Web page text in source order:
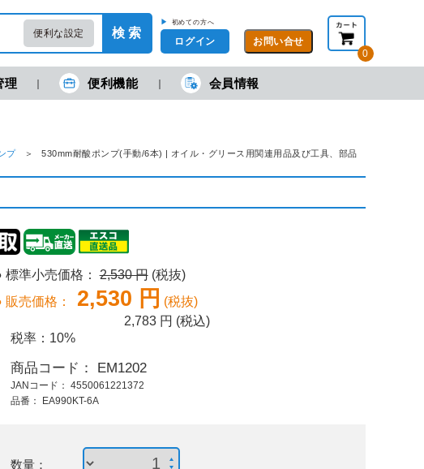
便利な設定 検 索
▶ 初めての方へ
ログイン
0
現在の金額合計： 円 (税抜) 円(税込)
理 便利機能 会員情報
プ 530mm耐酸ポンプ(手動/6本) | オイル・グリース用関連用品及び工具、部品
1,110 円 (税抜)
1,221 円 (税込)
標準小売価格：2,530 円 (税抜)
販売価格：
2,530 円 (税抜)
2,783 円 (税込)
税率： 10%
商品コード： EM1202
JANコード： 4550061221372
品番：
EA990KT-6A
数量：